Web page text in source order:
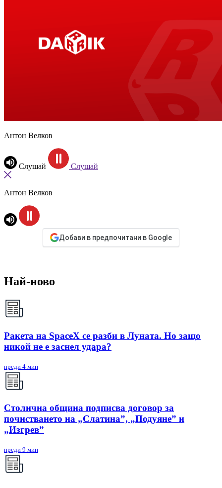
Антон Велков
Слушай Слушай
Антон Велков
Добави в предпочитани в Google
Най-ново
Ракета на SpaceX се разби в Луната. Но защо
никой не е заснел удара?
преди 4 мин
Столична община подписва договор за
почистването на „Слатина”, „Подуяне” и
„Изгрев”
преди 9 мин